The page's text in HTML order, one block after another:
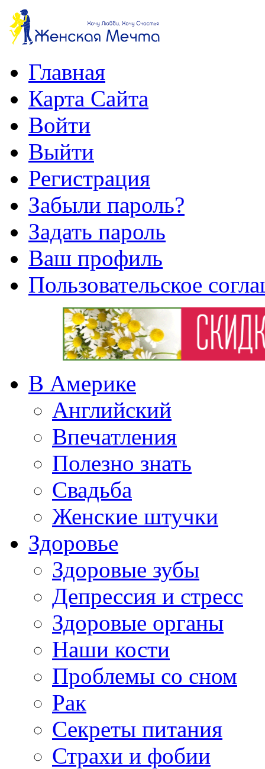
Главная
Карта Сайта
Войти
Выйти
Регистрация
Забыли пароль?
Задать пароль
Ваш профиль
Пользовательское
В Америке
Английский
Впечатления
Полезно знать
Свадьба
Женские штучки
Здоровье
Здоровые зубы
Депрессия и стресс
Здоровые органы
Наши кости
Проблемы со сном
Рак
Секреты питания
Страхи и фобии